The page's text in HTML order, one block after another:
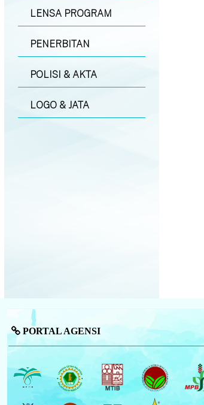
LENSA PROGRAM
PENERBITAN
POLISI & AKTA
LOGO & JATA
PORTAL AGENSI